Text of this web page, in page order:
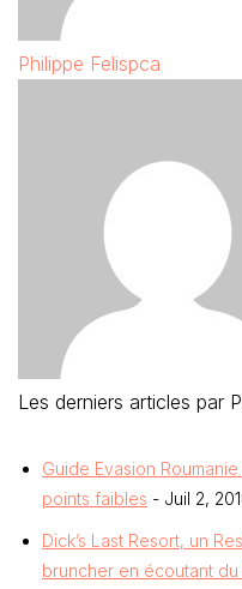
Philippe Felispca
Les derniers articles par
Guide Evasion
points faibles - Juil 2,
Dick’s Last Resort, un
bruncher en écoutant du